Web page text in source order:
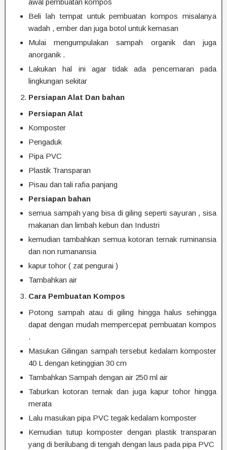
awal pembuatan kompos
Beli lah tempat untuk pembuatan kompos misalanya
wadah , ember dan juga botol untuk kemasan
Mulai mengumpulakan sampah organik dan juga
anorganik .
Lakukan hal ini agar tidak ada pencemaran pada
lingkungan sekitar
Persiapan Alat Dan bahan
Persiapan Alat
Komposter
Pengaduk
Pipa PVC
Plastik Transparan
Pisau dan tali rafia panjang
Persiapan bahan
semua sampah yang bisa di giling seperti sayuran , sisa
makanan dan limbah kebun dan Industri
kemudian tambahkan semua kotoran ternak ruminansia
dan non rumanansia
kapur tohor ( zat pengurai )
Tambahkan air
Cara Pembuatan Kompos
Potong sampah atau di giling hingga halus sehingga
dapat dengan mudah mempercepat pembuatan kompos
.
Masukan Gilingan sampah tersebut kedalam komposter
40 L dengan ketinggian 30 cm
Tambahkan Sampah dengan air 250 ml air
Taburkan kotoran ternak dan juga kapur tohor hingga
merata
Lalu masukan pipa PVC tegak kedalam komposter
Kemudian tutup komposter dengan plastik transparan
yang di berilubang di tengah dengan laus pada pipa PVC